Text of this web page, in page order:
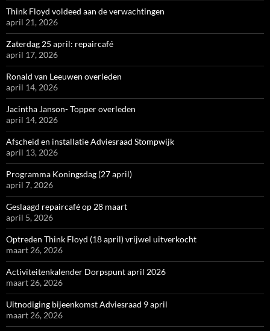
Think Floyd voldeed aan de verwachtingen
april 21, 2026
Zaterdag 25 april: repaircafé
april 17, 2026
Ronald van Leeuwen overleden
april 14, 2026
Jacintha Janson- Topper overleden
april 14, 2026
Afscheid en installatie Adviesraad Stompwijk
april 13, 2026
Programma Koningsdag (27 april)
april 7, 2026
Geslaagd repaircafé op 28 maart
april 5, 2026
Optreden Think Floyd (18 april) vrijwel uitverkocht
maart 26, 2026
Activiteitenkalender Dorpspunt april 2026
maart 26, 2026
Uitnodiging bijeenkomst Adviesraad 9 april
maart 26, 2026